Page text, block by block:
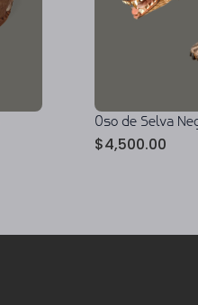
Oso de Selva
$4,500.00